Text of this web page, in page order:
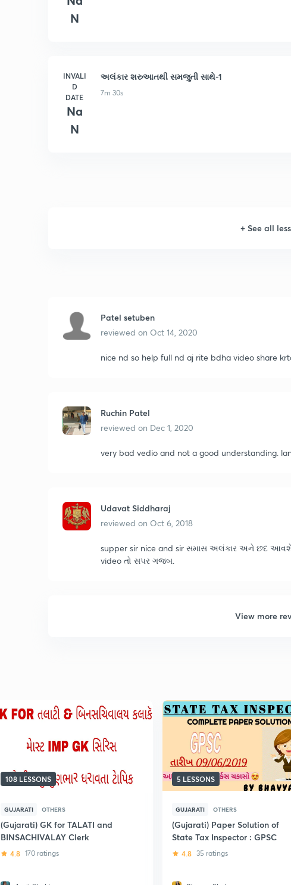
N
INVALI
D
DATE
Na
N
અલંકાર શરુઆતથી સમજુતી સાથે-1
7m 30s
+ See all
Patel setuben
reviewed on Oct 14, 2020
nice nd so help full nd aj rite bdha video share
Ruchin Patel
reviewed on Dec 1, 2020
very bad vedio and not a good understanding.
Udavat Siddharaj
reviewed on Oct 6, 2018
supper sir nice and sir સમાસ અલંકાર અને છદ
video તો સપર ગજબ.
View more
108 LESSONS
GUJARATI OTHERS
(Gujarati) GK for TALATI and
BINSACHIVALAY Clerk
4.8 170 ratings
5 LESSONS
GUJARATI OTHERS
(Gujarati) Paper Solution of
State Tax Inspector : GPSC
4.8 35 ratings